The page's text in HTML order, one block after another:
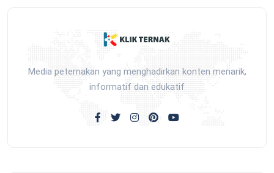
Media peternakan yang menghadirkan konten menarik,
informatif dan edukatif